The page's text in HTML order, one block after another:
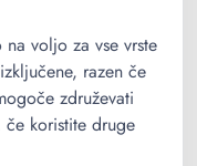
voljo za vse vrste
razen če
združevati
koristite druge